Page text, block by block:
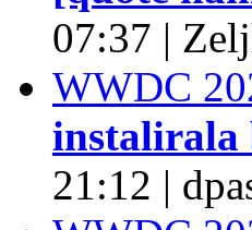
07:37 |
WWDC
instalirala
21:12 |